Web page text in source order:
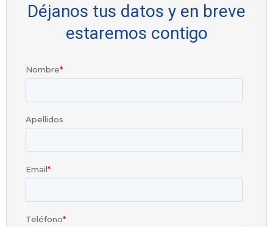
Déjanos tus datos y en breve
estaremos contigo